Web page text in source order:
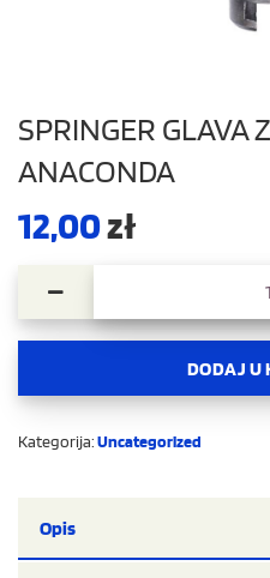
SPRINGER GLAVA
ANACONDA
12,00zł
Springer Glava za čišćenje
DODAJ U
Kategorija:Uncategorized
Opis